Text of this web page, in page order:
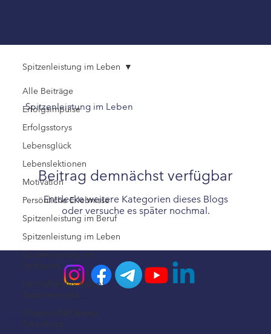
Alle Beiträge
Erfolgsimpulse
Erfolgsstorys
Lebensglück
Lebenslektionen
Motivation
Persönliche Erlebnisse
Spitzenleistung im Beruf
Spitzenleistung im Leben
Spitzenleistung im
Profisport
Verblüffendes &amp;
Faszinierendes
Wissenschaft &amp;
Forschung
Spitzenleistung im Leben
Spitzenleistung im Leben
Beitrag demnächst verfügbar
Entdecke weitere Kategorien dieses Blogs
oder versuche es später nochmal.
Datenschutz
Impressum